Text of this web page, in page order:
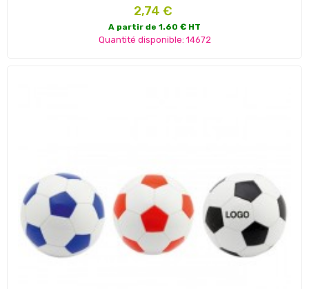
Prix
2,74 €
A partir de 1.60 € HT
Quantité disponible: 14672